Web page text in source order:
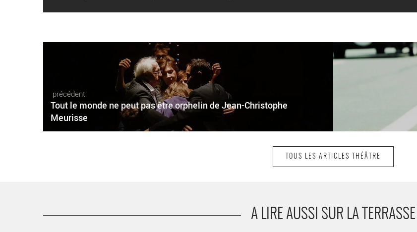
précédent
Tout le monde ne peut pas être orphelin de Jean-Christophe
Meurisse
TOUS LES ARTICLES THÉÂTRE
A LIRE AUSSI SUR LA TERRASSE